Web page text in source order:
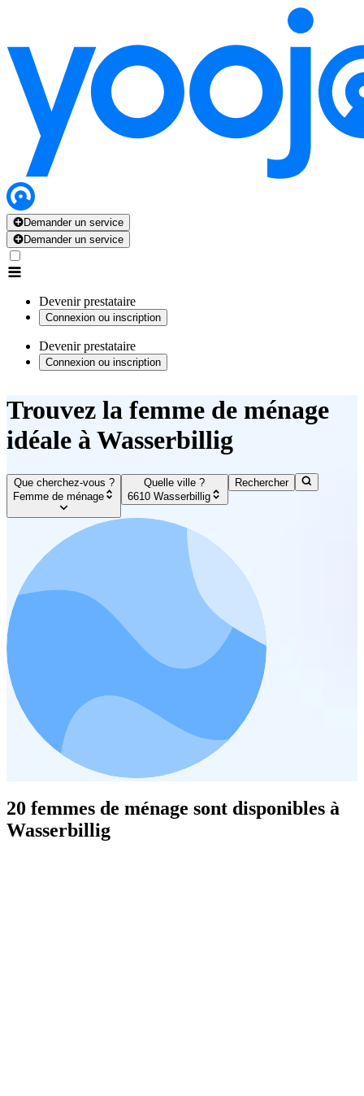
Demander un service
Demander un service
Devenir prestataire
Connexion ou inscription
Devenir prestataire
Connexion ou inscription
Trouvez la femme de ménage
idéale à Wasserbillig
Que cherchez-vous ?
Femme de ménage
Quelle ville ?
6610 Wasserbillig
Rechercher
20 femmes de ménage sont disponibles à
Wasserbillig